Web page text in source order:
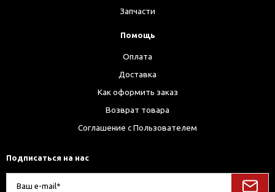
Запчасти
Помощь
Оплата
Доставка
Как оформить заказ
Возврат товара
Соглашение с Пользователем
Подписаться на нас